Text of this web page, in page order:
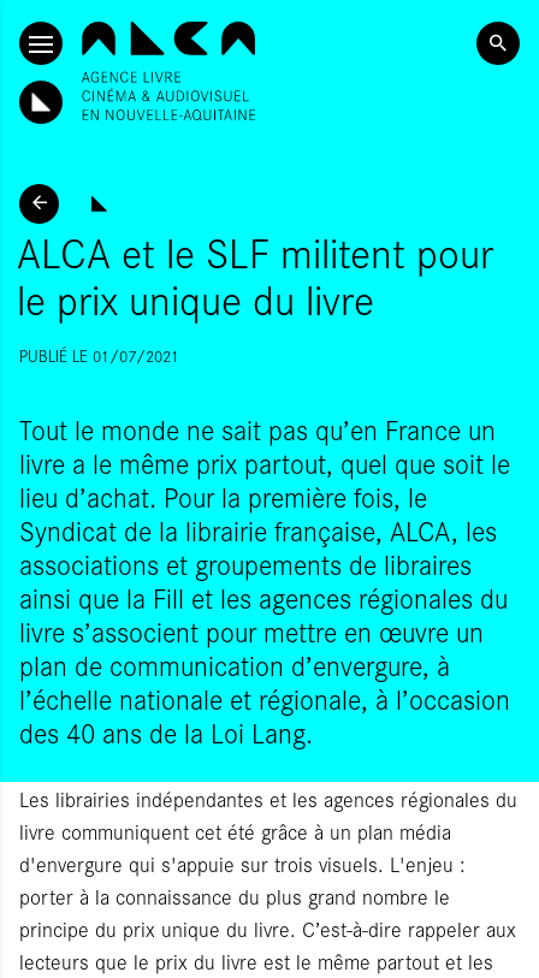
ALLER AU CONTENU PRINCIPAL
ALCA et le SLF militent pour
le prix unique du livre
PUBLIÉ LE 01/07/2021
Tout le monde ne sait pas qu’en France un
livre a le même prix partout, quel que soit le
lieu d’achat. Pour la première fois, le
Syndicat de la librairie française, ALCA, les
associations et groupements de libraires
ainsi que la Fill et les agences régionales du
livre s’associent pour mettre en œuvre un
plan de communication d’envergure, à
l’échelle nationale et régionale, à l’occasion
des 40 ans de la Loi Lang.
Les librairies indépendantes et les agences régionales du
livre communiquent cet été grâce à un plan média
d'envergure qui s'appuie sur trois visuels. L'enjeu :
porter à la connaissance du plus grand nombre le
principe du prix unique du livre. C’est-à-dire rappeler aux
lecteurs que le prix du livre est le même partout et les